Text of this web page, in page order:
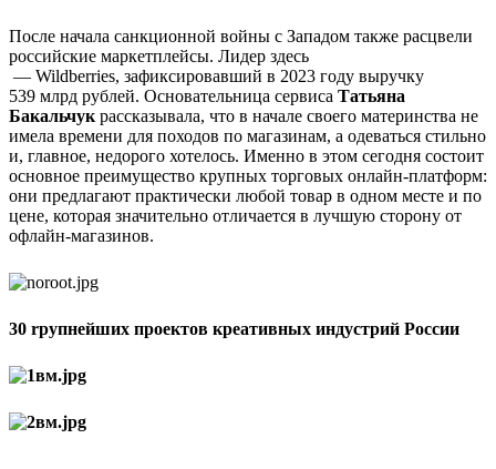
После начала санкционной войны с Западом также расцвели
российские маркетплейсы. Лидер здесь
— Wildberries, зафиксировавший в 2023 году выручку
539 млрд рублей. Основательница сервиса Татьяна
Бакальчук рассказывала, что в начале своего материнства не
имела времени для походов по магазинам, а одеваться стильно
и, главное, недорого хотелось. Именно в этом сегодня состоит
основное преимущество крупных торговых онлайн-платформ:
они предлагают практически любой товар в одном месте и по
цене, которая значительно отличается в лучшую сторону от
офлайн-­магазинов.
30 rрупнейших проектов креативных индустрий России